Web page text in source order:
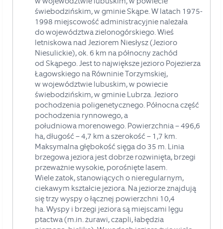
świebodzińskim, w gminie Skąpe.W latach 1975-
1998 miejscowość administracyjnie należała
dowojewództwa zielonogórskiego.Wieś
letniskowa nad Jeziorem Niesłysz(Jezioro
Niesulickie), ok. 6 km na północny zachód
od Skąpego. Jest to największe jezioro Pojezierza
Łagowskiego na Równinie Torzymskiej,
w województwie lubuskim, w powiecie
świebodzińskim, w gminie Lubrza.Jezioro
pochodzenia poligenetycznego. Północna część
pochodzenia rynnowego, a
południowa morenowego. Powierzchnia – 496,6
ha, długość – 4,7 km a szerokość – 1,7 km.
Maksymalna głębokość sięga do 35 m. Linia
brzegowa jeziora jest dobrze rozwinięta, brzegi
przeważnie wysokie, porośnięte lasem.
Wielezatok, stanowiących o nieregularnym,
ciekawym kształcie jeziora. Na jeziorze znajdują
się trzywyspyo łącznej powierzchni 10,4
ha.Wyspy i brzegi jeziora są miejscami lęgu
ptactwa (m.in.żurawi,czapli,łabędzia